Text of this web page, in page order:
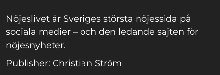
Nöjeslivet är Sveriges största nöjessida på
sociala medier – och den ledande sajten för
nöjesnyheter.
Publisher: Christian Ström